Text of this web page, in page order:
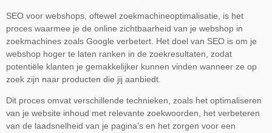
SEO voor webshops, oftewel zoekmachineoptimalisatie, is het
proces waarmee je de online zichtbaarheid van je webshop in
zoekmachines zoals Google verbetert. Het doel van SEO is om je
webshop hoger te laten ranken in de zoekresultaten, zodat
potentiële klanten je gemakkelijker kunnen vinden wanneer ze op
zoek zijn naar producten die jij aanbiedt.
Dit proces omvat verschillende technieken, zoals het optimaliseren
van je website inhoud met relevante zoekwoorden, het verbeteren
van de laadsnelheid van je pagina’s en het zorgen voor een